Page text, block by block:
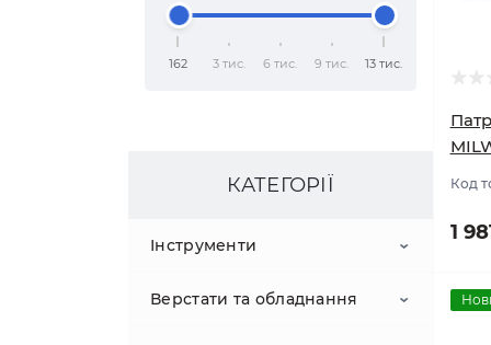
162 3 тис. 6 тис. 9 тис. 13 тис.
КАТЕГОРІЇ
Інструменти
Абразиви
Верстати та обладнання
Код
1